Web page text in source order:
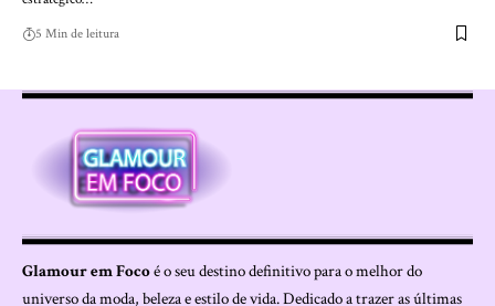
5 Min de leitura
Glamour em Focoé o seu destino definitivo para o melhor do
universo da moda, beleza e estilo de vida. Dedicado a trazer as últimas